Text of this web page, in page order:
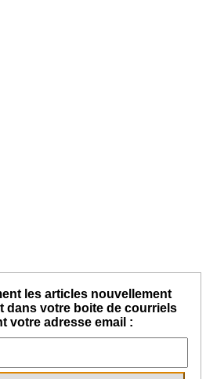
les articles nouvellement
dans votre boite de courriels
votre adresse email :